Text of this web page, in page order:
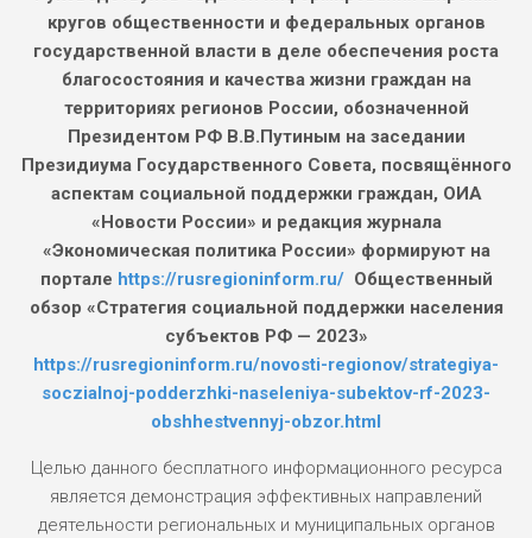
кругов общественности и федеральных органов
государственной власти в деле обеспечения роста
благосостояния и качества жизни граждан на
территориях регионов России, обозначенной
Президентом РФ В.В.Путиным на заседании
Президиума Государственного Совета, посвящённого
аспектам социальной поддержки граждан, ОИА
«Новости России» и редакция журнала
«Экономическая политика России» формируют на
портале https://rusregioninform.ru/Общественный
обзор «Стратегия социальной поддержки населения
субъектов РФ — 2023»
https://rusregioninform.ru/novosti-regionov/strategiya-
soczialnoj-podderzhki-naseleniya-subektov-rf-2023-
obshhestvennyj-obzor.html
Целью данного бесплатного информационного ресурса
является демонстрация эффективных направлений
деятельности региональных и муниципальных органов